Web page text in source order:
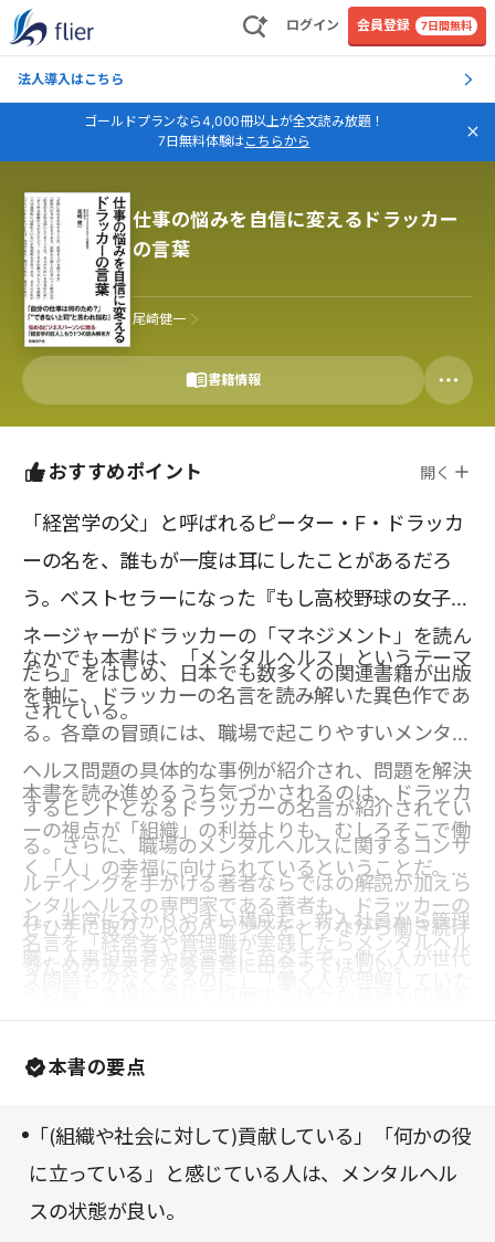
ログイン 会員登録 7日間無料
法人導入はこちら
ゴールドプランなら4,000冊以上が全文読み放題！
7日無料体験はこちらから
仕事の悩みを自信に変えるドラッカー
の言葉
尾崎健一
書籍情報
おすすめポイント 開く
「経営学の父」と呼ばれるピーター・F・ドラッカ
ーの名を、誰もが一度は耳にしたことがあるだろ
う。ベストセラーになった『もし高校野球の女子マ
ネージャーがドラッカーの「マネジメント」を読ん
だら』をはじめ、日本でも数多くの関連書籍が出版
されている。
なかでも本書は、「メンタルヘルス」というテーマ
を軸に、ドラッカーの名言を読み解いた異色作であ
る。各章の冒頭には、職場で起こりやすいメンタル
ヘルス問題の具体的な事例が紹介され、問題を解決
するヒントとなるドラッカーの名言が紹介されてい
る。さらに、職場のメンタルヘルスに関するコンサ
ルティングを手がける著者ならではの解説が加えら
れ、非常に分かりやすい構成だ。新入社員から管理
職、人事担当者や経営者に至るまで、働く人が世代
ンにとって役立つ一冊になるだろう。
本書を読み進めるうち気づかされるのは、ドラッカ
ーの視点が「組織」の利益よりも、むしろそこで働
く「人」の幸福に向けられているということだ。メ
ンタルヘルスの専門家である著者も、ドラッカーの
名言を「経営者や管理職が実践したらメンタルヘル
らストレスも少なくて済むのに」と以前から感じて
いたという。
ぜひ手に取り、心のバランスをとりながら働き続け
るための支えとなる言葉に出会ってほしい。
本書の要点
「(組織や社会に対して)貢献している」「何かの役
に立っている」と感じている人は、メンタルヘル
スの状態が良い。